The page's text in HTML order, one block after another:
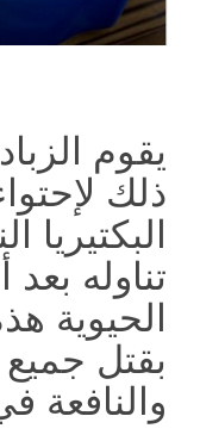
يقوم
ذلك
تناوله
الحيوية
بقتل جميع
والنافعة